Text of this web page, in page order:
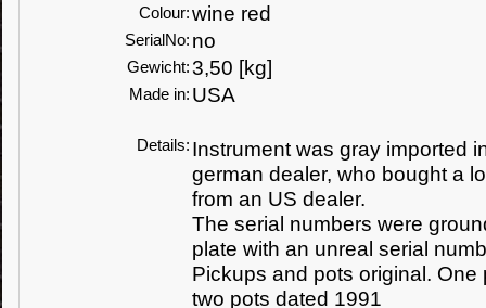
Colour:wine red
SerialNo: no
Gewicht:3,50 [kg]
Made in: USA
Details: Instrument was gray imported
german dealer, who bought a
from an US dealer.
The serial numbers were
plate with an unreal serial
Pickups and pots original.
two pots dated 1991